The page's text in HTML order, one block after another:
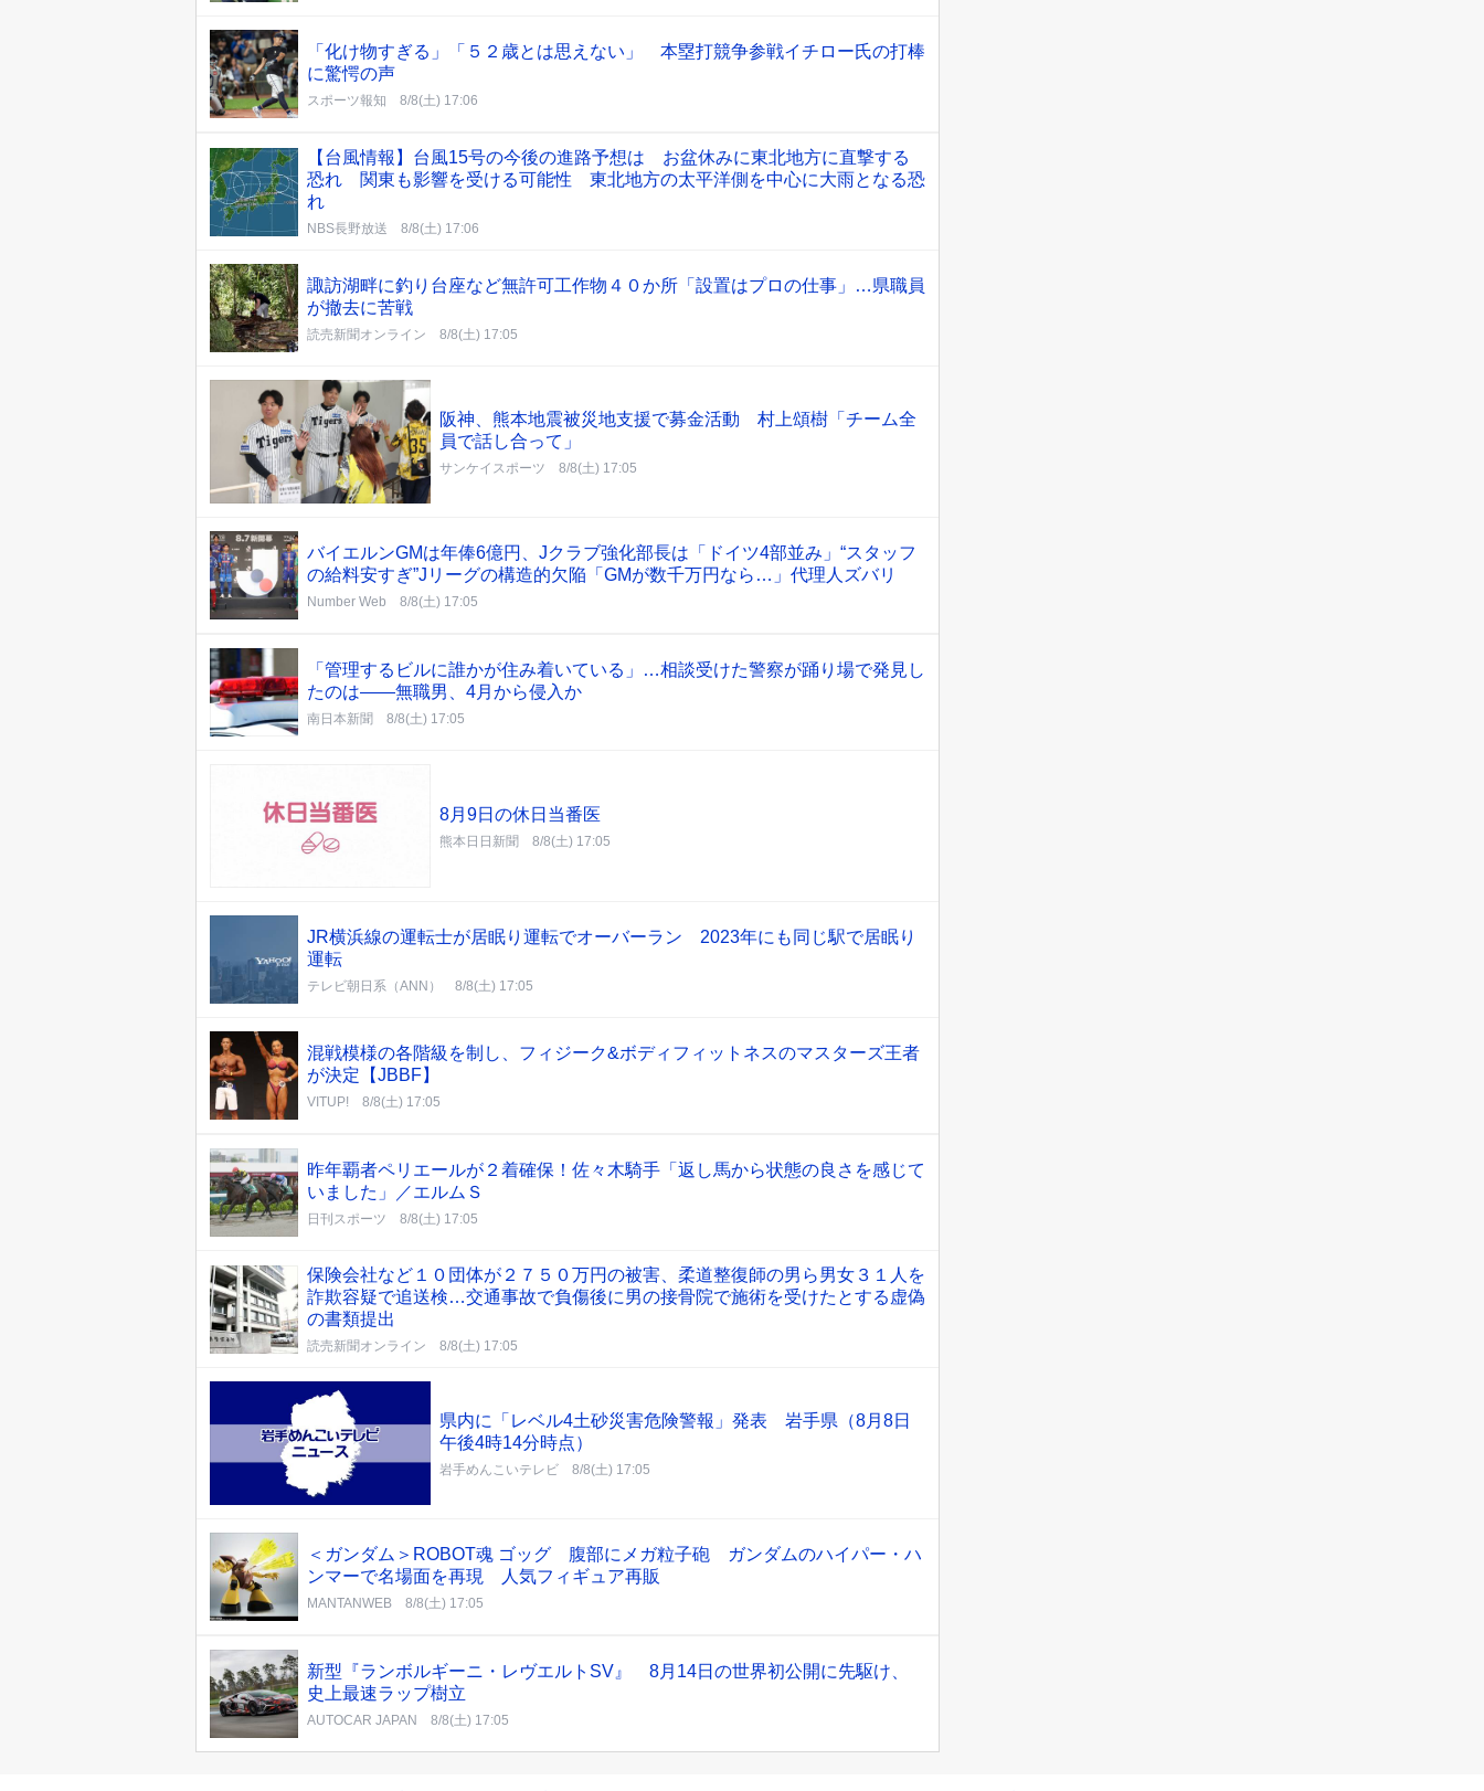
「化け物すぎる」「５２歳とは思えない」 本塁打競争参戦イチロー氏の打棒
に驚愕の声
スポーツ報知 8/8(土) 17:06
【台風情報】台風15号の今後の進路予想は お盆休みに東北地方に直撃する
恐れ 関東も影響を受ける可能性 東北地方の太平洋側を中心に大雨となる恐
れ
NBS長野放送 8/8(土) 17:06
諏訪湖畔に釣り台座など無許可工作物４０か所「設置はプロの仕事」…県職員
が撤去に苦戦
読売新聞オンライン 8/8(土) 17:05
阪神、熊本地震被災地支援で募金活動 村上頌樹「チーム全
員で話し合って」
サンケイスポーツ 8/8(土) 17:05
バイエルンGMは年俸6億円、Jクラブ強化部長は「ドイツ4部並み」“スタッフ
の給料安すぎ”Jリーグの構造的欠陥「GMが数千万円なら…」代理人ズバリ
Number Web 8/8(土) 17:05
「管理するビルに誰かが住み着いている」…相談受けた警察が踊り場で発見し
たのは――無職男、4月から侵入か
南日本新聞 8/8(土) 17:05
8月9日の休日当番医
熊本日日新聞 8/8(土) 17:05
JR横浜線の運転士が居眠り運転でオーバーラン 2023年にも同じ駅で居眠り
運転
テレビ朝日系（ANN） 8/8(土) 17:05
混戦模様の各階級を制し、フィジーク&ボディフィットネスのマスターズ王者
が決定【JBBF】
VITUP! 8/8(土) 17:05
昨年覇者ペリエールが２着確保！佐々木騎手「返し馬から状態の良さを感じて
いました」／エルムＳ
日刊スポーツ 8/8(土) 17:05
保険会社など１０団体が２７５０万円の被害、柔道整復師の男ら男女３１人を
詐欺容疑で追送検…交通事故で負傷後に男の接骨院で施術を受けたとする虚偽
の書類提出
読売新聞オンライン 8/8(土) 17:05
県内に「レベル4土砂災害危険警報」発表 岩手県（8月8日
午後4時14分時点）
岩手めんこいテレビ 8/8(土) 17:05
＜ガンダム＞ROBOT魂 ゴッグ 腹部にメガ粒子砲 ガンダムのハイパー・ハ
ンマーで名場面を再現 人気フィギュア再販
MANTANWEB 8/8(土) 17:05
新型『ランボルギーニ・レヴエルトSV』 8月14日の世界初公開に先駆け、
史上最速ラップ樹立
AUTOCAR JAPAN 8/8(土) 17:05